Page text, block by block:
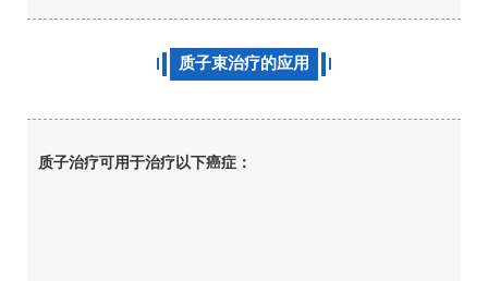
质子束治疗的应用
质子治疗可用于治疗以下癌症：